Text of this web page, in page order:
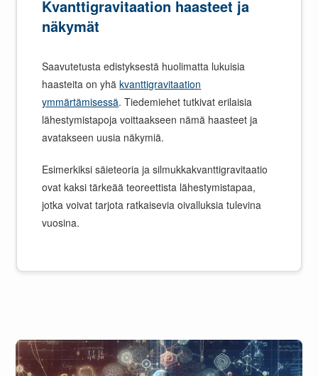
Kvanttigravitaation haasteet ja
näkymät
Saavutetusta edistyksestä huolimatta lukuisia
haasteita on yhäkvanttigravitaation
ymmärtämisessä. Tiedemiehet tutkivat erilaisia
lähestymistapoja voittaakseen nämä haasteet ja
avatakseen uusia näkymiä.
Esimerkiksi säieteoria ja silmukkakvanttigravitaatio
ovat kaksi tärkeää teoreettista lähestymistapaa,
jotka voivat tarjota ratkaisevia oivalluksia tulevina
vuosina.